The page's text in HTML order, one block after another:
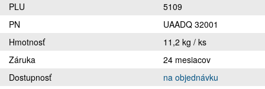
PLU
5109
PN
UAADQ 32001
Hmotnosť
11,2 kg / ks
Záruka
24 mesiacov
Dostupnosť
na objednávku